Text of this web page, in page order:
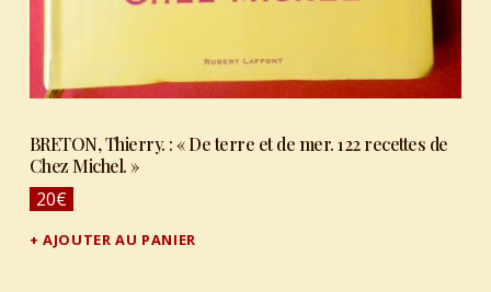
BRETON, Thierry. : « De terre et de mer. 122 recettes de
Chez Michel. »
20€
AJOUTER AU PANIER